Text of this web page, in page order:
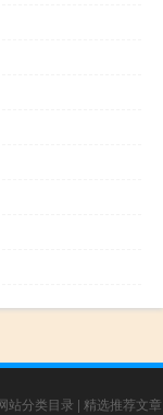
站分类目录 | 精选推荐文章